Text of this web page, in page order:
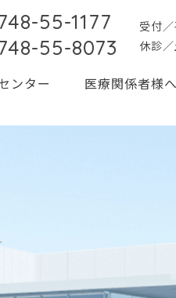
55-1177
55-8073
受付
休診
ンター 医療関係者様へ